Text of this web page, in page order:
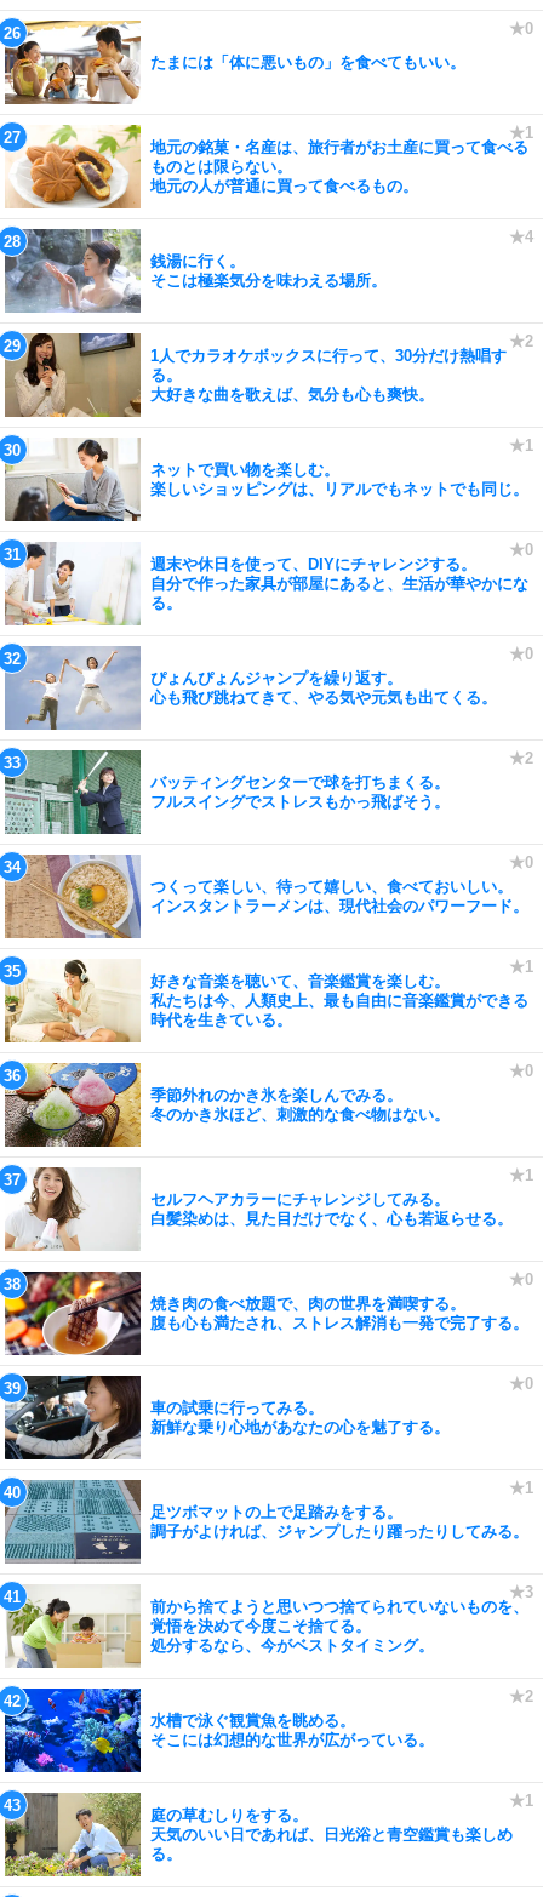
たまには「体に悪いもの」を食べてもいい。
地元の銘菓・名産は、旅行者がお土産に買って食べる
ものとは限らない。
地元の人が普通に買って食べるもの。
銭湯に行く。
そこは極楽気分を味わえる場所。
1人でカラオケボックスに行って、30分だけ熱唱す
る。
大好きな曲を歌えば、気分も心も爽快。
ネットで買い物を楽しむ。
楽しいショッピングは、リアルでもネットでも同じ。
週末や休日を使って、DIYにチャレンジする。
自分で作った家具が部屋にあると、生活が華やかにな
る。
ぴょんぴょんジャンプを繰り返す。
心も飛び跳ねてきて、やる気や元気も出てくる。
バッティングセンターで球を打ちまくる。
フルスイングでストレスもかっ飛ばそう。
つくって楽しい、待って嬉しい、食べておいしい。
インスタントラーメンは、現代社会のパワーフード。
好きな音楽を聴いて、音楽鑑賞を楽しむ。
私たちは今、人類史上、最も自由に音楽鑑賞ができる
時代を生きている。
季節外れのかき氷を楽しんでみる。
冬のかき氷ほど、刺激的な食べ物はない。
セルフヘアカラーにチャレンジしてみる。
白髪染めは、見た目だけでなく、心も若返らせる。
焼き肉の食べ放題で、肉の世界を満喫する。
腹も心も満たされ、ストレス解消も一発で完了する。
車の試乗に行ってみる。
新鮮な乗り心地があなたの心を魅了する。
足ツボマットの上で足踏みをする。
調子がよければ、ジャンプしたり躍ったりしてみる。
前から捨てようと思いつつ捨てられていないものを、
覚悟を決めて今度こそ捨てる。
処分するなら、今がベストタイミング。
水槽で泳ぐ観賞魚を眺める。
そこには幻想的な世界が広がっている。
庭の草むしりをする。
天気のいい日であれば、日光浴と青空鑑賞も楽しめ
る。